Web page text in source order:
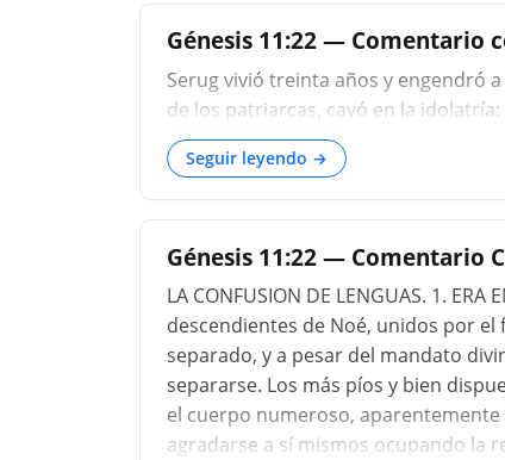
Génesis 11:22 — Comentario
Serug vivió treinta años y engendró
de los patriarcas, cayó en la
Seguir leyendo →
Génesis 11:22 — Comentario
LA CONFUSION DE LENGUAS. 1. ERA
descendientes de Noé, unidos por
separado, y a pesar del mandato
separarse. Los más píos y bien
el cuerpo numeroso,
agradarse a sí mismos ocupando la